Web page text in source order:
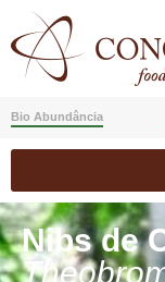
Bio Abundância
Nibs de